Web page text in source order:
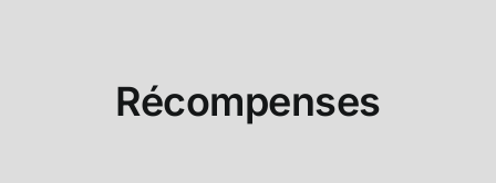
Récompenses